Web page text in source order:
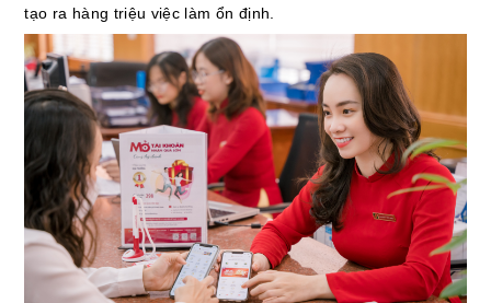
tạo ra hàng triệu việc làm ổn định.